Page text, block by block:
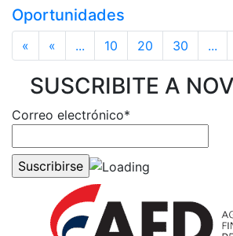
Oportunidades
« « ... 10 20 30 ...
SUSCRIBITE A
Correo electrónico*